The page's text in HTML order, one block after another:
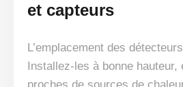
et capteurs
L’emplacement des
Installez-les à bonne hauteur,